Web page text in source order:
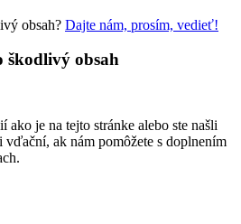
obsah? Dajte nám, prosím, vedieť!
škodlivý obsah
je na tejto stránke alebo ste našli
ak nám pomôžete s doplnením